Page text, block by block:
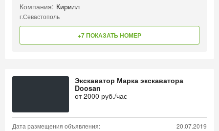
Компания: Кирилл
г.Севастополь
+7 ПОКАЗАТЬ НОМЕР
Экскаватор Марка экскаватора
Doosan
от2000 руб./час
Дата размещения объявления: 20.07.2019